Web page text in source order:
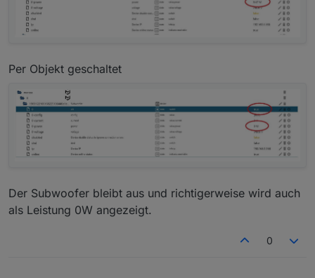
Per Objekt geschaltet
Der Subwoofer bleibt aus und richtigerweise wird auch
als Leistung 0W angezeigt.
0